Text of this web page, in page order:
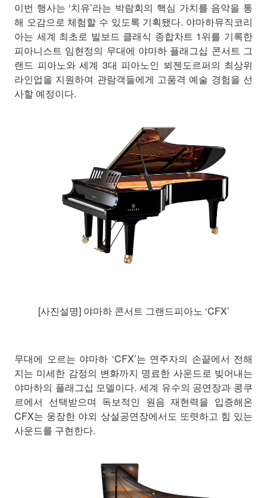
이번 행사는 ‘치유’라는 박람회의 핵심 가치를 음악을 통
해 오감으로 체험할 수 있도록 기획됐다. 야마하뮤직코리
아는 세계 최초로 빌보드 클래식 종합차트 1위를 기록한
피아니스트 임현정의 무대에 야마하 플래그십 콘서트 그
랜드 피아노와 세계 3대 피아노인 뵈젠도르퍼의 최상위
라인업을 지원하여 관람객들에게 고품격 예술 경험을 선
사할 예정이다.
[사진설명] 야마하 콘서트 그랜드피아노 ‘CFX’
무대에 오르는 야마하 ‘CFX’는 연주자의 손끝에서 전해
지는 미세한 감정의 변화까지 명료한 사운드로 빚어내는
야마하의 플래그십 모델이다. 세계 유수의 공연장과 콩쿠
르에서 선택받으며 독보적인 원음 재현력을 입증해온
CFX는 웅장한 야외 상설공연장에서도 또렷하고 힘 있는
사운드를 구현한다.